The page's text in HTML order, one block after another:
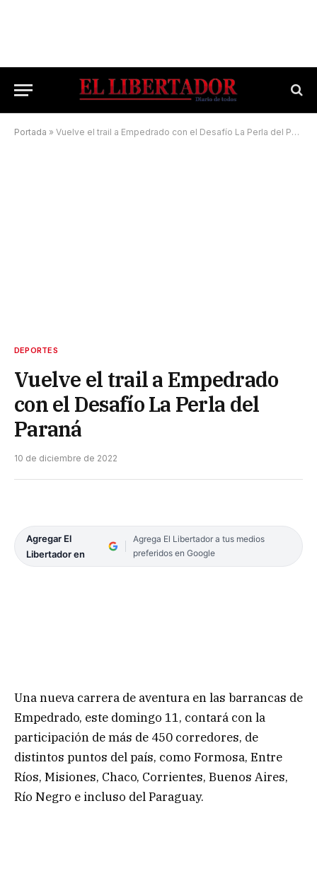
Portada » Vuelve el trail a Empedrado con el Desafío La Perla del Paraná
DEPORTES
Vuelve el trail a Empedrado
con el Desafío La Perla del
Paraná
10 de diciembre de 2022
Agregar El
Libertador en
Agrega El Libertador a tus medios
preferidos en Google
Una nueva carrera de aventura en las barrancas de
Empedrado, este domingo 11, contará con la
participación de más de 450 corredores, de
distintos puntos del país, como Formosa, Entre
Ríos, Misiones, Chaco, Corrientes, Buenos Aires,
Río Negro e incluso del Paraguay.